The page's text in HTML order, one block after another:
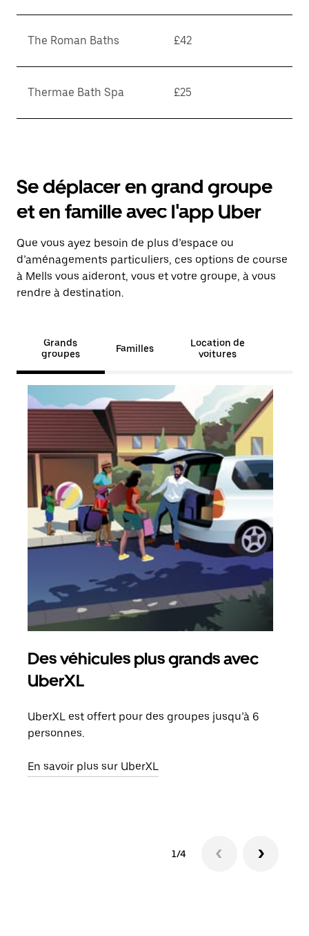
The Roman Baths £42
Thermae Bath Spa £25
Se déplacer en grand groupe
et en famille avec l'app Uber
Que vous ayez besoin de plus d’espace ou
d’aménagements particuliers, ces options de course
à Mells vous aideront, vous et votre groupe, à vous
rendre à destination.
Grands
groupes
Familles
Location de
voitures
Des véhicules plus grands avec
UberXL
UberXL est offert pour des groupes jusqu’à 6
personnes.
En savoir plus sur UberXL
1/4